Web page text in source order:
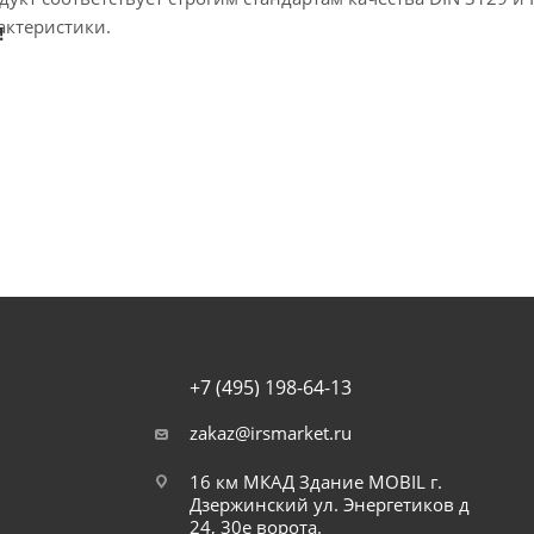
+7 (495) 198-64-13
zakaz@irsmarket.ru
16 км МКАД Здание MOBIL г.
Дзержинский ул. Энергетиков д
24, 30е ворота.